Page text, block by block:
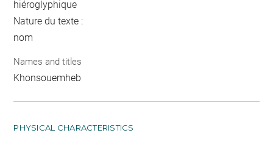
hiéroglyphique
Nature du texte :
nom
Names and titles
Khonsouemheb
PHYSICAL CHARACTERISTICS